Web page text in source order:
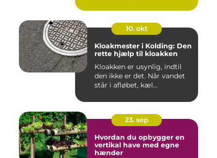
10. okt
Kloakmester i Kolding: Den
rette hjælp til kloakken
Kloakken er usynlig, indtil
den ikke er det. Når vandet
står i afløbet, kæl...
23. sep
Hvordan du opbygger en
vertikal have med egne
hænder